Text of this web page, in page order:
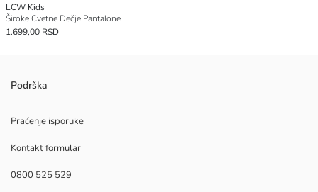
LCW Kids
Široke Cvetne Dečje Pantalone
1.699,00 RSD
Podrška
Praćenje isporuke
Kontakt formular
0800 525 529